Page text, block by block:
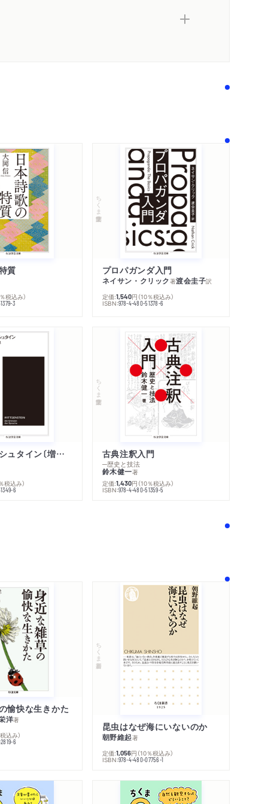
質
税込み）
3
ちくま学芸文庫
プロパガンダ入門
ネイサン・クリック著渡会圭子訳
定価:1,540円 （10％税込み）
ISBN:978-4-480-51378-6
ウィトゲンシュタイン〔増補新版〕
税込み）
6
ちくま学芸文庫
古典注釈入門
─歴史と技法
鈴木健一著
定価:1,430円 （10％税込み）
ISBN:978-4-480-51359-5
愉快な生きかた
洋著
込み）
6
ちくま新書
昆虫はなぜ海にいないのか
朝野維起著
定価:1,056円 （10％税込み）
ISBN:978-4-480-07756-1